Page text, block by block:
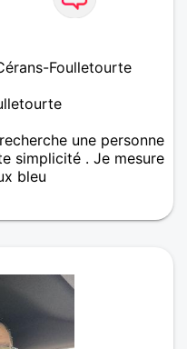
Foulletourte
une personne
simplicité . Je mesure
bleu